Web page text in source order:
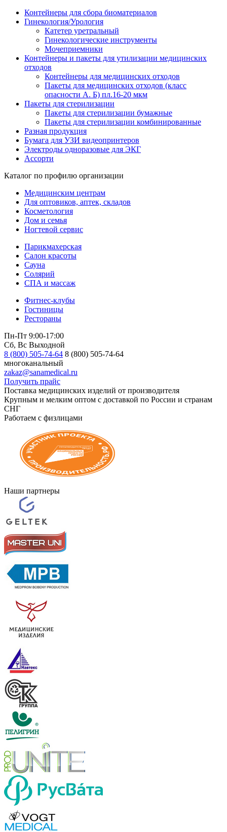
Контейнеры для сбора биоматериалов
Гинекология/Урология
Катетер уретральный
Гинекологические инструменты
Мочеприемники
Контейнеры и пакеты для утилизации медицинских
отходов
Контейнеры для медицинских отходов
Пакеты для медицинских отходов (класс
опасности А. Б) пл.16-20 мкм
Пакеты для стерилизации
Пакеты для стерилизации бумажные
Пакеты для стерилизации комбинированные
Разная продукция
Бумага для УЗИ видеопринтеров
Электроды одноразовые для ЭКГ
Ассорти
Каталог по профилю организации
Медицинским центрам
Для оптовиков, аптек, складов
Косметология
Дом и семья
Ногтевой сервис
Парикмахерская
Салон красоты
Сауна
Солярий
СПА и массаж
Фитнес-клубы
Гостиницы
Рестораны
Пн-Пт 9:00-17:00
Сб, Вс Выходной
8 (800) 505-74-64 8 (800) 505-74-64
многоканальный
zakaz@sanamedical.ru
Получить прайс
Поставка медицинских изделий от производителя
Крупным и мелким оптом с доставкой по России и странам
СНГ
Работаем с физлицами
Наши партнеры